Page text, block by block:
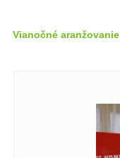
Vianočné aranžovanie